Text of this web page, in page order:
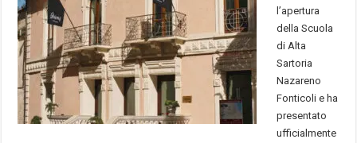
l’apertura
della Scuola
di Alta
Sartoria
Nazareno
Fonticoli e ha
presentato
ufficialmente